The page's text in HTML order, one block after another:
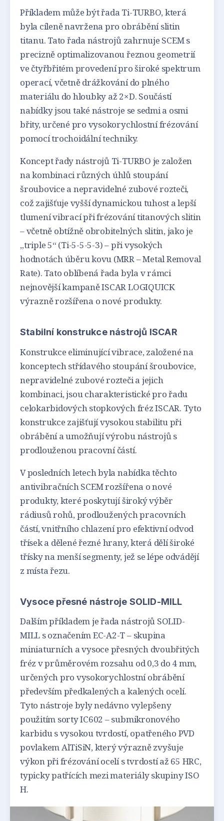
Příkladem může být řada Ti-TURBO, která
byla cíleně navržena pro obrábění slitin
titanu. Tato řada nástrojů zahrnuje SCEM s
precizně optimalizovanou řeznou geometrií
ve čtyřbřitém provedení pro široké spektrum
operací, včetně drážkování do plného
materiálu do hloubky až 2×D. Součástí
nabídky jsou také nástroje se sedmi a osmi
břity, určené pro vysokorychlostní frézování
pomocí trochoidální techniky.
Koncept řady nástrojů Ti-TURBO je založen
na kombinaci různých úhlů stoupání
šroubovice a nepravidelné zubové rozteči,
což zajišťuje vyšší dynamickou tuhost a lepší
tlumení vibrací při frézování titanových slitin
– včetně obtížně obrobitelných slitin, jako je
„triple 5“ (Ti-5-5-5-3) – při vysokých
hodnotách úběru kovu (MRR – Metal Removal
Rate). Tato oblíbená řada byla v rámci
nejnovější kampaně ISCAR LOGIQUICK
výrazně rozšířena o nové produkty.
Stabilní konstrukce nástrojů ISCAR
Konstrukce eliminující vibrace, založené na
konceptech střídavého stoupání šroubovice,
nepravidelné zubové rozteči a jejich
kombinaci, jsou charakteristické pro řadu
celokarbidových stopkových fréz ISCAR. Tyto
konstrukce zajišťují vysokou stabilitu při
obrábění a umožňují výrobu nástrojů s
prodlouženou pracovní částí.
V posledních letech byla nabídka těchto
antivibračních SCEM rozšířena o nové
produkty, které poskytují široký výběr
rádiusů rohů, prodloužených pracovních
částí, vnitřního chlazení pro efektivní odvod
třísek a dělené řezné hrany, která dělí široké
třísky na menší segmenty, jež se lépe odvádějí
z místa řezu.
Vysoce přesné nástroje SOLID-MILL
Dalším příkladem je řada nástrojů SOLID-
MILL s označením EC-A2-T – skupina
miniaturních a vysoce přesných dvoubřitých
fréz v průměrovém rozsahu od 0,3 do 4 mm,
určených pro vysokorychlostní obrábění
především předkalených a kalených ocelí.
Tyto nástroje byly nedávno vylepšeny
použitím sorty IC602 – submikronového
karbidu s vysokou tvrdostí, opatřeného PVD
povlakem AlTiSiN, který výrazně zvyšuje
výkon při frézování ocelí s tvrdostí až 65 HRC,
typicky patřících mezi materiály skupiny ISO
H.